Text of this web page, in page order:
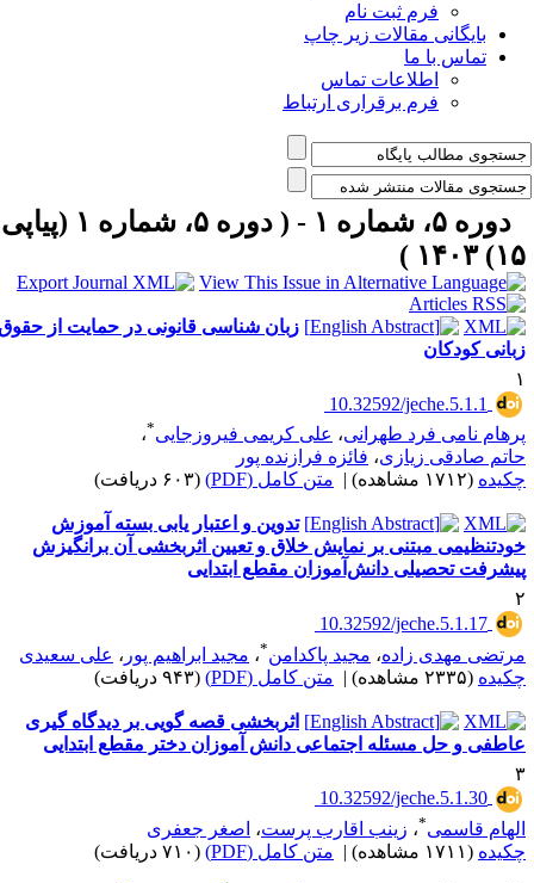
فرم ثبت نام
بایگانی مقالات زیر چاپ
تماس با ما
اطلاعات تماس
فرم برقراری ارتباط
دوره ۵، شماره ۱ - ( دوره ۵، شماره ۱ (پیاپی
)
زبان شناسی قانونی در حمایت از حقوق
کودکان
‎ 10.32592/jeche.5.1.1
نامی فرد طهرانی، علی کریمی فیروزجایی ،
صادقی زیازی ،فائزه فرازنده پور
(۱۷۱۲ مشاهده) | متن کامل (PDF) (۶۰۳ دریافت)
تدوین و اعتبار یابی بسته آموزش
مبتنی بر نمایش خلاق و تعیین اثربخشی آن برانگیزش
تحصیلی دانش‌آموزان مقطع ابتدایی
‎ 10.32592/jeche.5.1.17
مهدی زاده،مجید پاکدامن ،مجید ابراهیم پور، علی سعیدی
(۲۳۳۵ مشاهده) | متن کامل (PDF) (۹۴۳ دریافت)
اثربخشی قصه گویی بر دیدگاه گیری
و حل مسئله اجتماعی دانش آموزان دختر مقطع ابتدایی
‎ 10.32592/jeche.5.1.30
قاسمی ،زینب اقارب پرست،اصغر جعفری
(۱۷۱۱ مشاهده) | متن کامل (PDF) (۷۱۰ دریافت)